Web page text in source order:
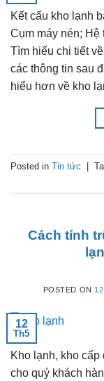
Kết cấu kho lạnh
Cụm máy nén; Hệ
Tìm hiểu chi tiết
các thông tin sau
hiểu hơn về kho
Posted in Tin tức |
Cách tính
POSTED ON
12
Th5
Kho lạnh, kho
cho quý khách